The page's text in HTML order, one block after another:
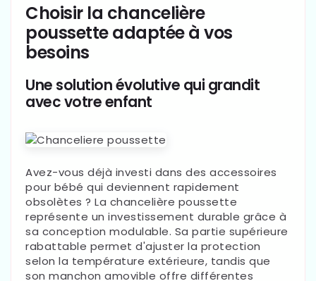
Choisir la chancelière
poussette adaptée à vos
besoins
Une solution évolutive qui grandit
avec votre enfant
Avez-vous déjà investi dans des accessoires
pour bébé qui deviennent rapidement
obsolètes ? La chancelière poussette
représente un investissement durable grâce à
sa conception modulable. Sa partie supérieure
rabattable permet d'ajuster la protection
selon la température extérieure, tandis que
son manchon amovible offre différentes